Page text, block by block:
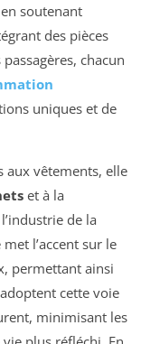
soutenant
des pièces
chacun
uniques et de
aux vêtements, elle
et à la
de la
l’accent sur le
permettant ainsi
cette voie
minimisant les